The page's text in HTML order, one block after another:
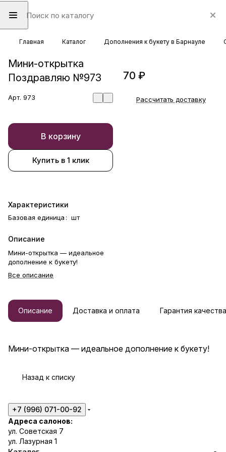
Главная Каталог Дополнения к букету в Барнауле
Мини-открытка
Поздравляю №973
Арт. 973
В корзину
Купить в 1 клик
Характеристики
Базовая единица : шт
Описание
Мини-открытка — идеальное
дополнение к букету!
Все описание
70 ₽
Рассчитать доставку
Описание Доставка и оплата Гарантия качества
Мини-открытка — идеальное дополнение к букету!
Назад к списку
+7 (996) 071-00-92
Адреса салонов:
ул. Советская 7
ул. Лазурная 1